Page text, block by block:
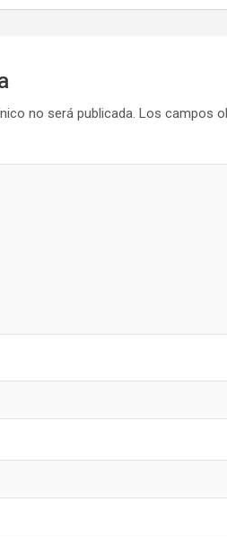
no será publicada. Los campos